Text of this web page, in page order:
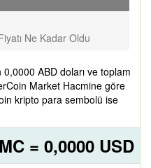
Ne Kadar Oldu
ABD doları ve toplam
Market Hacmine göre
kripto para sembolü ise
= 0,0000 USD